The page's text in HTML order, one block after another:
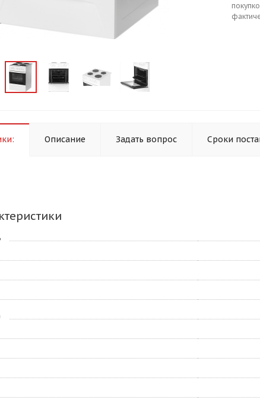
Описание Задать вопрос Сроки